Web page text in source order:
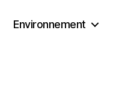
Environnement